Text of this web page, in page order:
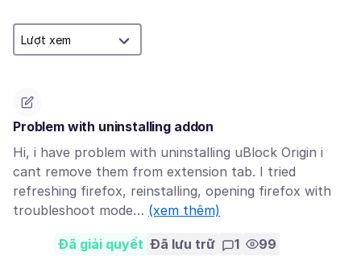
Problem with uninstalling addon
Hi, i have problem with uninstalling uBlock Origin i
cant remove them from extension tab. I tried
refreshing firefox, reinstalling, opening firefox with
troubleshoot mode… (xem thêm)
Đã giải quyết Đã lưu trữ 1 99